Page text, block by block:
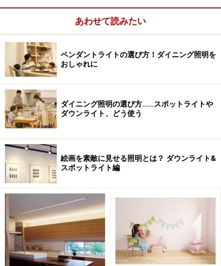
あるインゴ・マウラー氏のものがオリジナルといえま
写真3.インゴマウラー氏がデザインしたワイヤーシステム
彼は大きな団扇のような器具をデザインしたり、電球に
デザインで、いつも人の目を楽しませる面白いデザイナ
ーです。
ワイヤー給電システムも1985年フランスのパリにあるポ
ンピドゥーセンタのエキビジションに展示され大変話題
になりました。器具を見ると分かるのですが、2本のう
でを持ったヤジロベエのようなものがワイヤーにぶら下
がっておりとても親しみやすい形状です。
あわせて読みたい
ペンダントライトの選び方！ダイニング照明を
おしゃれに
ダイニング照明の選び方……スポットライトや
ダウンライト、どう使う
絵画を素敵に見せる照明とは？ ダウンライト&
スポットライト編